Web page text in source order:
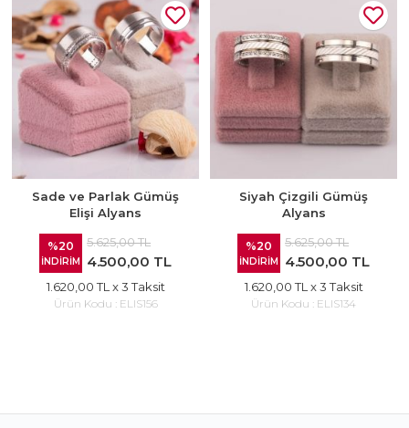
Sade ve Parlak Gümüş
Elişi Alyans
%20
İNDİRİM
5.625,00 TL
4.500,00 TL
1.620,00 TL x 3 Taksit
Ürün Kodu : ELIS156
Siyah Çizgili Gümüş
Alyans
%20
İNDİRİM
5.625,00 TL
4.500,00 TL
1.620,00 TL x 3 Taksit
Ürün Kodu : ELIS134